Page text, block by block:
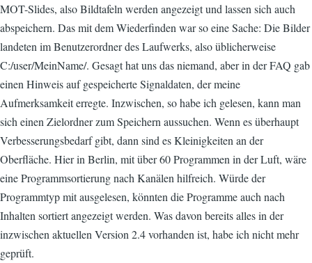
MOT-Slides, also Bildtafeln werden angezeigt und lassen sich auch
abspeichern. Das mit dem Wiederfinden war so eine Sache: Die Bilder
landeten im Benutzerordner des Laufwerks, also üblicherweise
C:/user/MeinName/. Gesagt hat uns das niemand, aber in der FAQ gab
einen Hinweis auf gespeicherte Signaldaten, der meine
Aufmerksamkeit erregte. Inzwischen, so habe ich gelesen, kann man
sich einen Zielordner zum Speichern aussuchen. Wenn es überhaupt
Verbesserungsbedarf gibt, dann sind es Kleinigkeiten an der
Oberfläche. Hier in Berlin, mit über 60 Programmen in der Luft, wäre
eine Programmsortierung nach Kanälen hilfreich. Würde der
Programmtyp mit ausgelesen, könnten die Programme auch nach
Inhalten sortiert angezeigt werden. Was davon bereits alles in der
inzwischen aktuellen Version 2.4 vorhanden ist, habe ich nicht mehr
geprüft.